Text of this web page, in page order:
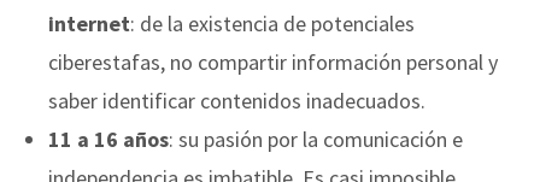
internet: de la existencia de potenciales
ciberestafas, no compartir información personal y
saber identificar contenidos inadecuados.
11 a 16 años: su pasión por la comunicación e